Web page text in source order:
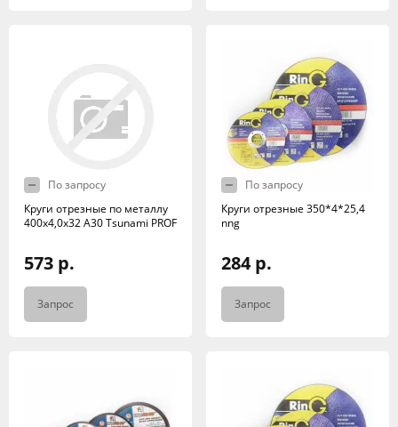
По запросу
Круги отрезные по металлу
400x4,0x32 A30 Tsunami PROF
573 р.
Запрос
По запросу
Круги отрезные 350*4*25,4
nng
284 р.
Запрос